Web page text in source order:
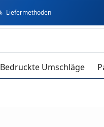
Liefermethoden
Bedruckte Umschläge